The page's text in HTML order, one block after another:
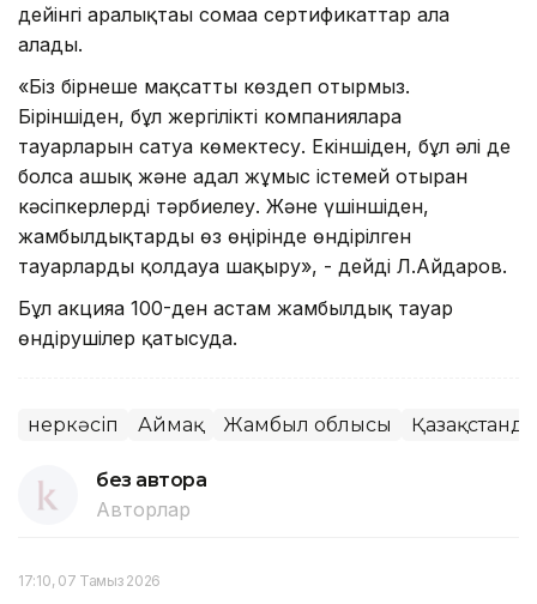
дейінгі аралықтағы сомаға сертификаттар ала
алады.
«Біз бірнеше мақсатты көздеп отырмыз.
Біріншіден, бұл жергілікті компанияларға
тауарларын сатуға көмектесу. Екіншіден, бұл әлі де
болса ашық және адал жұмыс істемей отырған
кәсіпкерлерді тәрбиелеу. Және үшіншіден,
жамбылдықтарды өз өңірінде өндірілген
тауарларды қолдауға шақыру», - дейді Л.Айдаров.
Бұл акцияға 100-ден астам жамбылдық тауар
өндірушілер қатысуда.
Өнеркәсіп Аймақ Жамбыл облысы
без автора
Авторлар
17:10, 07 Тамыз 2026